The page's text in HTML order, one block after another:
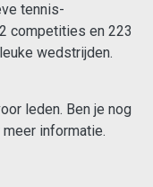
tennis-
competities en 223
wedstrijden.
leden. Ben je nog
informatie.